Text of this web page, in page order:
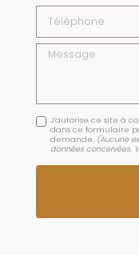
Téléphone
Message
J'autorise ce site à
dans ce formulaire
demande. (Aucune
données concervées.